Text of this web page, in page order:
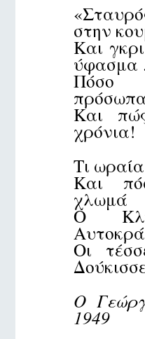
στην
Και
Πόσο
Και
χρόνια!
Τι
Και
χλωμά
Ο
Οι
Ο
1949